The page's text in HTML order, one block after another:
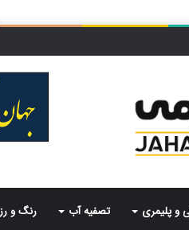
و پلیمری تصفیه آب رنگ و